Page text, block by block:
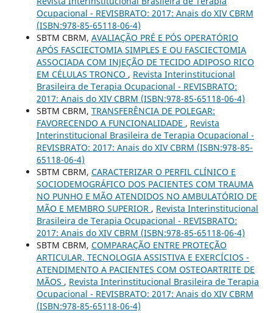
Ocupacional - REVISBRATO: 2017: Anais do XIV CBRM
(ISBN:978-85-65118-06-4)
SBTM CBRM, AVALIAÇÃO PRÉ E PÓS OPERATÓRIO
APÓS FASCIECTOMIA SIMPLES E OU FASCIECTOMIA
ASSOCIADA COM INJEÇÃO DE TECIDO ADIPOSO RICO
EM CÉLULAS TRONCO , Revista Interinstitucional
Brasileira de Terapia Ocupacional - REVISBRATO:
2017: Anais do XIV CBRM (ISBN:978-85-65118-06-4)
SBTM CBRM, TRANSFERÊNCIA DE POLEGAR:
FAVORECENDO A FUNCIONALIDADE , Revista
Interinstitucional Brasileira de Terapia Ocupacional -
REVISBRATO: 2017: Anais do XIV CBRM (ISBN:978-85-
65118-06-4)
SBTM CBRM, CARACTERIZAR O PERFIL CLÍNICO E
SOCIODEMOGRÁFICO DOS PACIENTES COM TRAUMA
NO PUNHO E MÃO ATENDIDOS NO AMBULATÓRIO DE
MÃO E MEMBRO SUPERIOR , Revista Interinstitucional
Brasileira de Terapia Ocupacional - REVISBRATO:
2017: Anais do XIV CBRM (ISBN:978-85-65118-06-4)
SBTM CBRM, COMPARAÇÃO ENTRE PROTEÇÃO
ARTICULAR, TECNOLOGIA ASSISTIVA E EXERCÍCIOS -
ATENDIMENTO A PACIENTES COM OSTEOARTRITE DE
MÃOS , Revista Interinstitucional Brasileira de Terapia
Ocupacional - REVISBRATO: 2017: Anais do XIV CBRM
(ISBN:978-85-65118-06-4)